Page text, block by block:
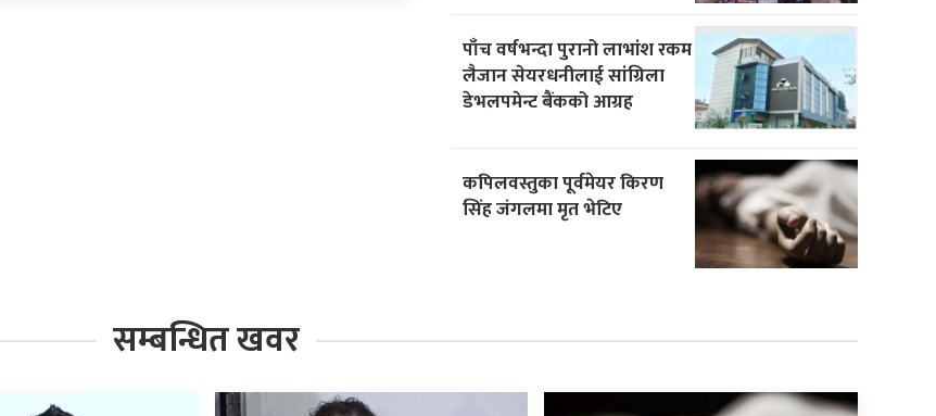
पाँच वर्षभन्दा पुरानो लाभांश रकम
लैजान सेयरधनीलाई सांग्रिला
डेभलपमेन्ट बैंकको आग्रह
कपिलवस्तुका पूर्वमेयर किरण
सिंह जंगलमा मृत भेटिए
सम्बन्धित खवर